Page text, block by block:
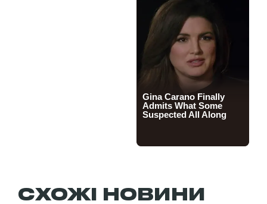
СХОЖІ НОВИНИ